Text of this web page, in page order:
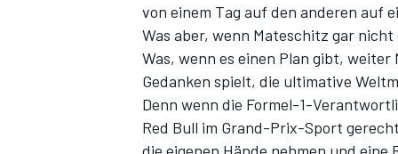
von einem Tag auf den anderen auf
Was aber, wenn Mateschitz gar
Was, wenn es einen Plan gibt,
Gedanken spielt, die ultimative
Denn wenn die Formel-1-
Red Bull im Grand-Prix-Sport